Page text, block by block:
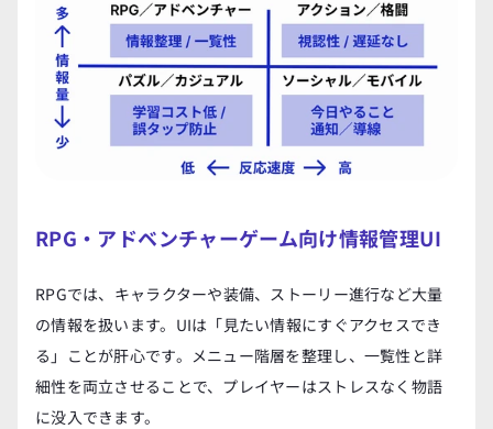
RPG・アドベンチャーゲーム向け情報管理UI
RPGでは、キャラクターや装備、ストーリー進行など大量
の情報を扱います。UIは「見たい情報にすぐアクセスでき
る」ことが肝心です。メニュー階層を整理し、一覧性と詳
細性を両立させることで、プレイヤーはストレスなく物語
に没入できます。